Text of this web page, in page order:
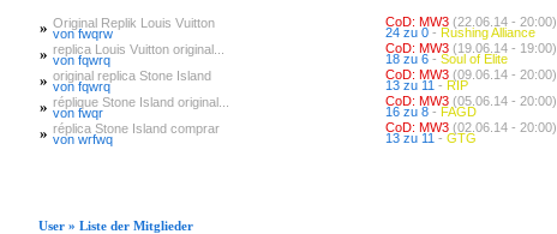
» Original Replik Louis Vuitton
von fwqrw
» replica Louis Vuitton original...
von fqwrq
» original replica Stone Island
von fqwrq
» réplique Stone Island original...
von fwqr
» réplica Stone Island comprar
von wrfwq
CoD: MW3 (22.06.14 - 20:00)
24 zu 0 - Rushing Alliance
CoD: MW3 (19.06.14 - 19:00)
18 zu 6 - Soul of Elite
CoD: MW3 (09.06.14 - 20:00)
13 zu 11 - RIP
CoD: MW3 (05.06.14 - 20:00)
16 zu 8 - FAGD
CoD: MW3 (02.06.14 - 20:00)
13 zu 11 - GTG
User » Liste der Mitglieder